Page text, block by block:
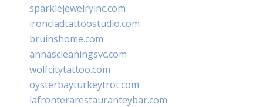
sparklejewelryinc.com
ironcladtattoostudio.com
bruinshome.com
annascleaningsvc.com
wolfcitytattoo.com
oysterbayturkeytrot.com
lafronterarestauranteybar.com